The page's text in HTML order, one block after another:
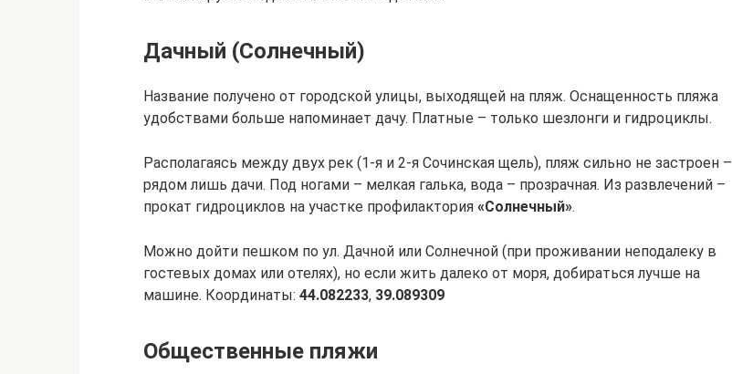
Дачный (Солнечный)
Название получено от городской улицы, выходящей на пляж. Оснащенность пляжа
удобствами больше напоминает дачу. Платные – только шезлонги и гидроциклы.
Располагаясь между двух рек (1-я и 2-я Сочинская щель), пляж сильно не застроен –
рядом лишь дачи. Под ногами – мелкая галька, вода – прозрачная. Из развлечений –
прокат гидроциклов на участке профилактория «Солнечный».
Можно дойти пешком по ул. Дачной или Солнечной (при проживании неподалеку в
гостевых домах или отелях), но если жить далеко от моря, добираться лучше на
машине. Координаты: 44.082233, 39.089309
Общественные пляжи